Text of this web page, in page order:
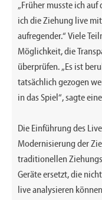
„Früher musste ich
ich die Ziehung live
aufregender.“ Viele
Möglichkeit, die
überprüfen. „Es ist
tatsächlich gezogen
in das Spiel“, sagte
Die Einführung des
Modernisierung der
traditionellen
Geräte ersetzt, die
live analysieren